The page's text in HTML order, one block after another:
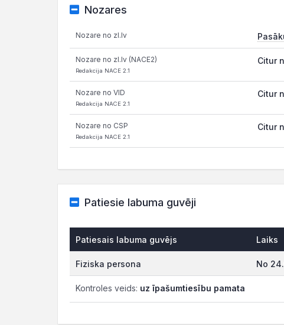
Nozares
Nozare no zl.lv
Nozare no zl.lv (NACE2)
Redakcija NACE 2.1
Citur
Nozare no VID
Redakcija NACE 2.1
Citur
Nozare no CSP
Redakcija NACE 2.1
Citur
Patiesie labuma guvēji
Patiesais labuma guvējs Laiks
Fiziska persona No
Kontroles veids: uz īpašumtiesību pamata